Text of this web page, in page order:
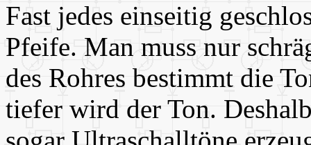
Fast jedes einseitig
Pfeife. Man muss nur
des Rohres bestimmt die
tiefer wird der Ton.